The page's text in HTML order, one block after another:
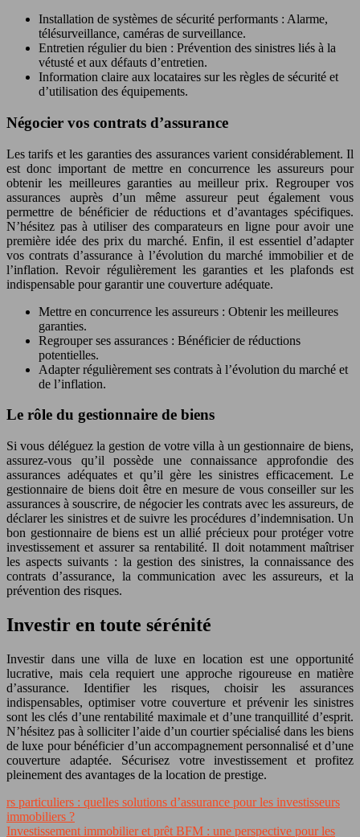
Installation de systèmes de sécurité performants : Alarme,
télésurveillance, caméras de surveillance.
Entretien régulier du bien : Prévention des sinistres liés à la
vétusté et aux défauts d’entretien.
Information claire aux locataires sur les règles de sécurité et
d’utilisation des équipements.
Négocier vos contrats d’assurance
Les tarifs et les garanties des assurances varient considérablement. Il
est donc important de mettre en concurrence les assureurs pour
obtenir les meilleures garanties au meilleur prix. Regrouper vos
assurances auprès d’un même assureur peut également vous
permettre de bénéficier de réductions et d’avantages spécifiques.
N’hésitez pas à utiliser des comparateurs en ligne pour avoir une
première idée des prix du marché. Enfin, il est essentiel d’adapter
vos contrats d’assurance à l’évolution du marché immobilier et de
l’inflation. Revoir régulièrement les garanties et les plafonds est
indispensable pour garantir une couverture adéquate.
Mettre en concurrence les assureurs : Obtenir les meilleures
garanties.
Regrouper ses assurances : Bénéficier de réductions
potentielles.
Adapter régulièrement ses contrats à l’évolution du marché et
de l’inflation.
Le rôle du gestionnaire de biens
Si vous déléguez la gestion de votre villa à un gestionnaire de biens,
assurez-vous qu’il possède une connaissance approfondie des
assurances adéquates et qu’il gère les sinistres efficacement. Le
gestionnaire de biens doit être en mesure de vous conseiller sur les
assurances à souscrire, de négocier les contrats avec les assureurs, de
déclarer les sinistres et de suivre les procédures d’indemnisation. Un
bon gestionnaire de biens est un allié précieux pour protéger votre
investissement et assurer sa rentabilité. Il doit notamment maîtriser
les aspects suivants : la gestion des sinistres, la connaissance des
contrats d’assurance, la communication avec les assureurs, et la
prévention des risques.
Investir en toute sérénité
Investir dans une villa de luxe en location est une opportunité
lucrative, mais cela requiert une approche rigoureuse en matière
d’assurance. Identifier les risques, choisir les assurances
indispensables, optimiser votre couverture et prévenir les sinistres
sont les clés d’une rentabilité maximale et d’une tranquillité d’esprit.
N’hésitez pas à solliciter l’aide d’un courtier spécialisé dans les biens
de luxe pour bénéficier d’un accompagnement personnalisé et d’une
couverture adaptée. Sécurisez votre investissement et profitez
pleinement des avantages de la location de prestige.
rs particuliers : quelles solutions d’assurance pour les investisseurs
immobiliers ?
Investissement immobilier et prêt BFM : une perspective pour les